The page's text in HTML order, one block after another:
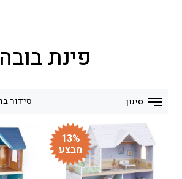
פינת בובה
סינון
13%
מבצע